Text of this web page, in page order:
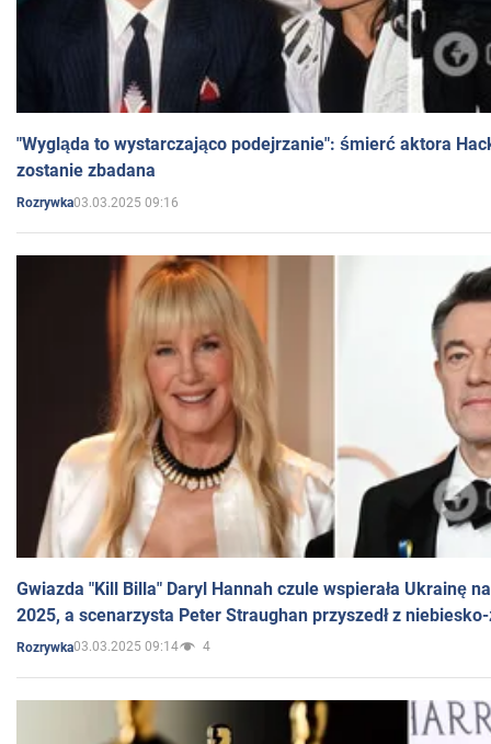
"Wygląda to wystarczająco podejrzanie": śmierć aktora
zostanie zbadana
Rozrywka03.03.2025 09:16
Gwiazda "Kill Billa" Daryl Hannah czule wspierała Ukrainę
2025, a scenarzysta Peter Straughan przyszedł z
Rozrywka03.03.2025 09:14 4